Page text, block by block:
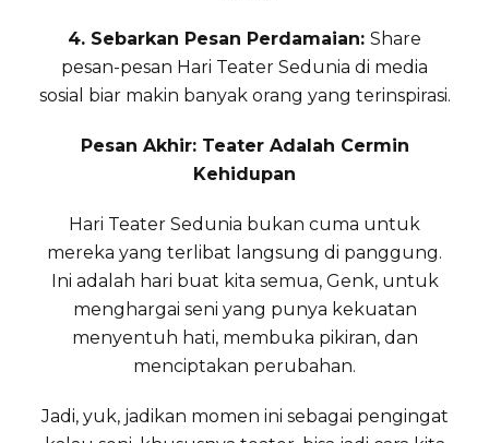
4. Sebarkan Pesan Perdamaian:Share
pesan-pesan Hari Teater Sedunia di media
sosial biar makin banyak orang yang terinspirasi.
Pesan Akhir: Teater Adalah Cermin
Kehidupan
Hari Teater Sedunia bukan cuma untuk
mereka yang terlibat langsung di panggung.
Ini adalah hari buat kita semua, Genk, untuk
menghargai seni yang punya kekuatan
menyentuh hati, membuka pikiran, dan
menciptakan perubahan.
Jadi, yuk, jadikan momen ini sebagai pengingat